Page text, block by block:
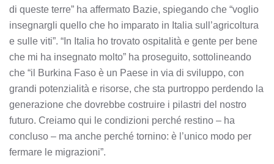
di queste terre” ha affermato Bazie, spiegando che “voglio
insegnargli quello che ho imparato in Italia sull’agricoltura
e sulle viti”. “In Italia ho trovato ospitalità e gente per bene
che mi ha insegnato molto” ha proseguito, sottolineando
che “il Burkina Faso è un Paese in via di sviluppo, con
grandi potenzialità e risorse, che sta purtroppo perdendo la
generazione che dovrebbe costruire i pilastri del nostro
futuro. Creiamo qui le condizioni perché restino – ha
concluso – ma anche perché tornino: è l’unico modo per
fermare le migrazioni”.